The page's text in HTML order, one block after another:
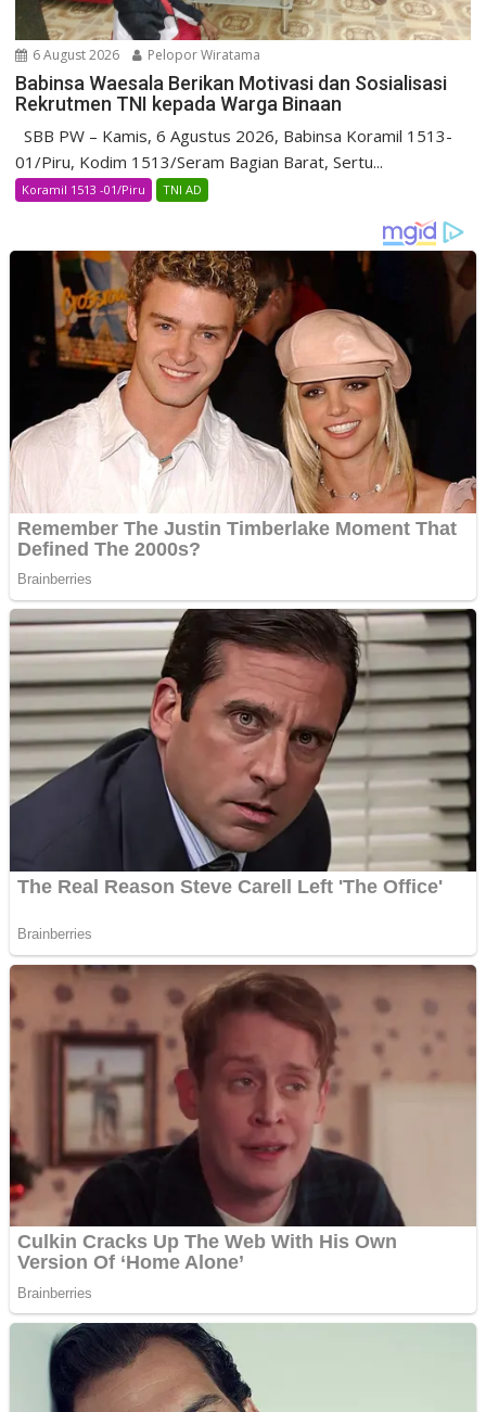
6 August 2026 Pelopor Wiratama
Babinsa Waesala Berikan Motivasi dan Sosialisasi
Rekrutmen TNI kepada Warga Binaan
SBB PW – Kamis, 6 Agustus 2026, Babinsa Koramil 1513-
01/Piru, Kodim 1513/Seram Bagian Barat, Sertu...
Koramil 1513 -01/Piru TNI AD